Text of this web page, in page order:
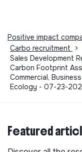
Positive impact
Carbo recruitment
>
Sales Development
Carbon Footprint
Commercial,
Ecology - 07-23-
Featured